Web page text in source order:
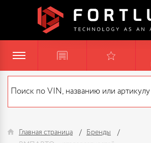
Главная страница
Бренды